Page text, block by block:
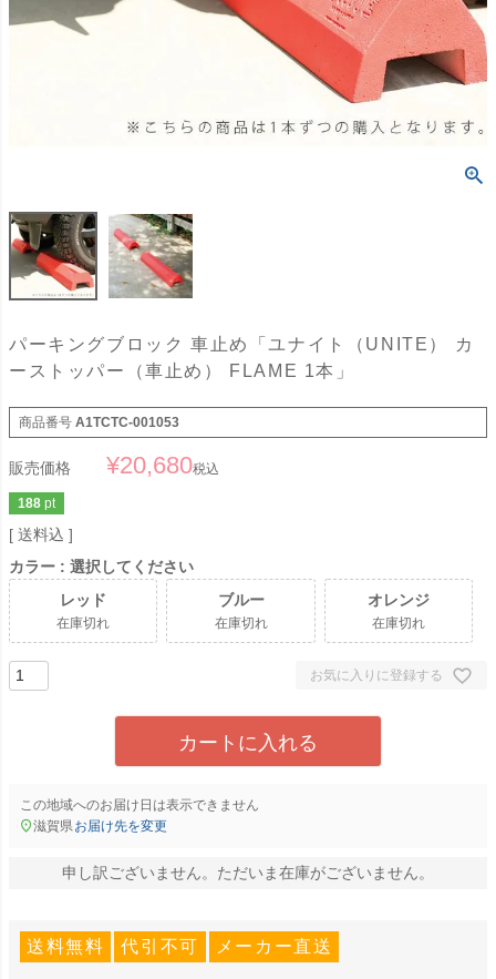
パーキングブロック 車止め「ユナイト（UNITE） カ
ーストッパー（車止め） FLAME 1本」
商品番号 A1TCTC-001053
販売価格 ¥20,680税込
188 pt
送料込
カラー
選択してください
レッド
在庫切れ
ブルー
在庫切れ
オレンジ
在庫切れ
お気に入りに登録する
カートに入れる
この地域へのお届け日は表示できません
滋賀県お届け先を変更
申し訳ございません。ただいま在庫がございません。
送料無料 代引不可 メーカー直送